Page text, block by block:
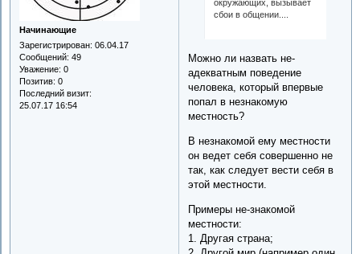
Начинающие
Зарегистрирован: 06.04.17
Сообщений: 49
Уважение: 0
Позитив: 0
Последний визит:
25.07.17 16:54
окружающих, вызывает
сбои в общении....
Можно ли назвать не-
адекватным поведение
человека, который впервые
попал в незнакомую
местность?
В незнакомой ему местности
он ведет себя совершенно не
так, как следует вести себя в
этой местности.
Примеры не-знакомой
местности:
1. Другая страна;